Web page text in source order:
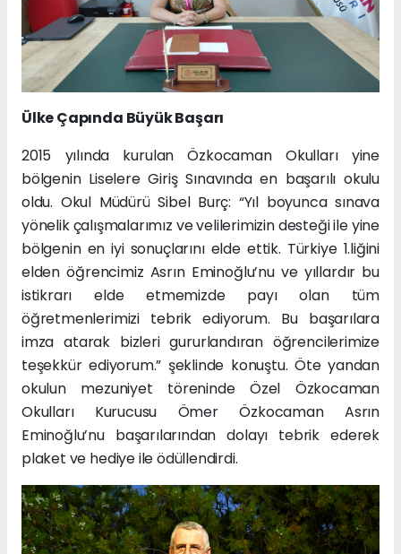
Ülke Çapında Büyük Başarı
2015 yılında kurulan Özkocaman Okulları yine
bölgenin Liselere Giriş Sınavında en başarılı okulu
oldu. Okul Müdürü Sibel Burç: “Yıl boyunca sınava
yönelik çalışmalarımız ve velilerimizin desteği ile yine
bölgenin en iyi sonuçlarını elde ettik. Türkiye 1.liğini
elden öğrencimiz Asrın Eminoğlu’nu ve yıllardır bu
istikrarı elde etmemizde payı olan tüm
öğretmenlerimizi tebrik ediyorum. Bu başarılara
imza atarak bizleri gururlandıran öğrencilerimize
teşekkür ediyorum.” şeklinde konuştu. Öte yandan
okulun mezuniyet töreninde Özel Özkocaman
Okulları Kurucusu Ömer Özkocaman Asrın
Eminoğlu’nu başarılarından dolayı tebrik ederek
plaket ve hediye ile ödüllendirdi.